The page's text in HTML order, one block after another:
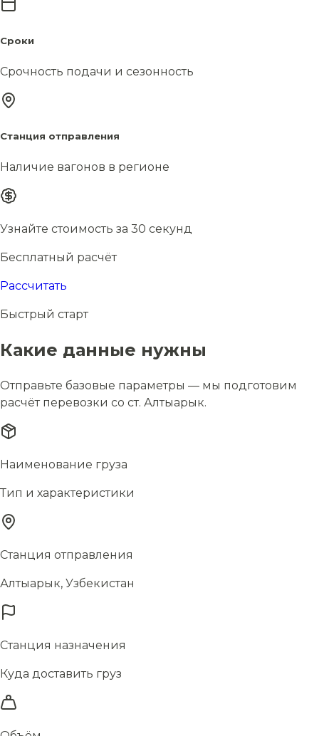
Сроки
Срочность подачи и сезонность
Станция отправления
Наличие вагонов в регионе
Узнайте стоимость за 30 секунд
Бесплатный расчёт
Рассчитать
Быстрый старт
Какие данные нужны
Отправьте базовые параметры — мы подготовим
расчёт перевозки со ст. Алтыарык.
Наименование груза
Тип и характеристики
Станция отправления
Алтыарык, Узбекистан
Станция назначения
Куда доставить груз